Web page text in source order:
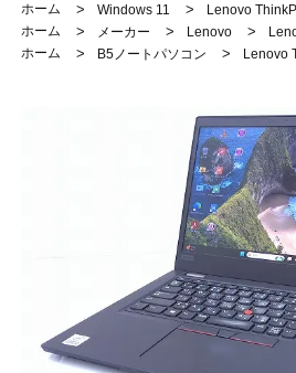
ホーム
> Windows 11 >
Lenovo
ホーム
> メーカー > Lenovo >
ホーム
> B5ノートパソコン > Lenovo